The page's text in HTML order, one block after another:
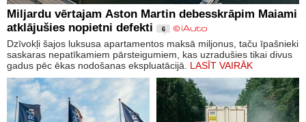
Miljardu vērtajam Aston Martin debesskrāpim Maiami
atklājušies nopietni defekti
6
Dzīvokļi šajos luksusa apartamentos maksā miljonus, taču īpašnieki
saskaras nepatīkamiem pārsteigumiem, kas uzradušies tikai divus
gadus pēc ēkas nodošanas ekspluatācijā. LASĪT VAIRĀK